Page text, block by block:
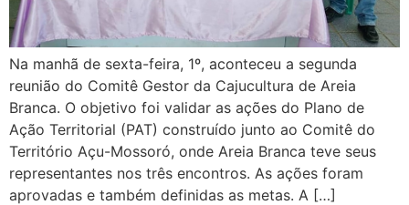
Na manhã de sexta-feira, 1º, aconteceu a segunda
reunião do Comitê Gestor da Cajucultura de Areia
Branca. O objetivo foi validar as ações do Plano de
Ação Territorial (PAT) construído junto ao Comitê do
Território Açu-Mossoró, onde Areia Branca teve seus
representantes nos três encontros. As ações foram
aprovadas e também definidas as metas. A […]